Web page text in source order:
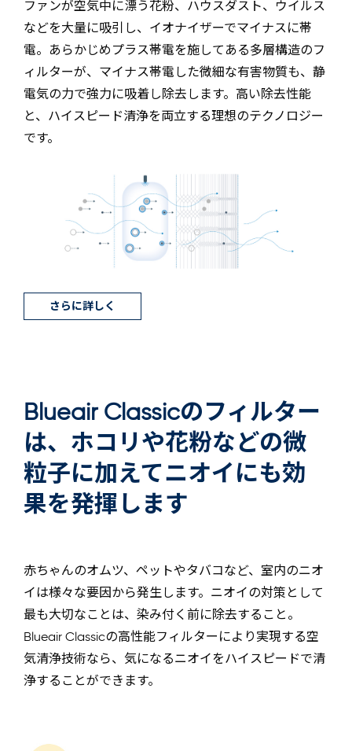
ファンが空気中に漂う花粉、ハウスダスト、ウイルス
などを大量に吸引し、イオナイザーでマイナスに帯
電。あらかじめプラス帯電を施してある多層構造のフ
ィルターが、マイナス帯電した微細な有害物質も、静
電気の力で強力に吸着し除去します。高い除去性能
と、ハイスピード清浄を両立する理想のテクノロジー
です。
さらに詳しく
Blueair Classicのフィルター
は、ホコリや花粉などの微
粒子に加えてニオイにも効
果を発揮します
赤ちゃんのオムツ、ペットやタバコなど、室内のニオ
イは様々な要因から発生します。ニオイの対策として
最も大切なことは、染み付く前に除去すること。
Blueair Classicの高性能フィルターにより実現する空
気清浄技術なら、気になるニオイをハイスピードで清
浄することができます。